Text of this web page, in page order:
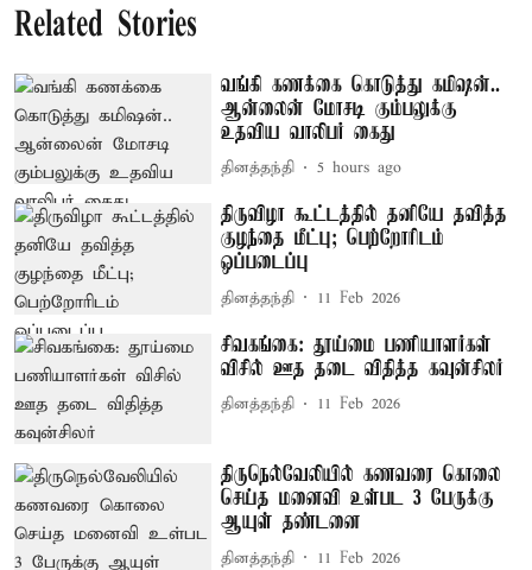
Related Stories
வங்கி கணக்கை கொடுத்து கமிஷன்..
ஆன்லைன் மோசடி கும்பலுக்கு
உதவிய வாலிபர் கைது
தினத்தந்தி 5 hours ago
திருவிழா கூட்டத்தில் தனியே தவித்த
குழந்தை மீட்பு; பெற்றோரிடம்
ஒப்படைப்பு
தினத்தந்தி 11 Feb 2026
சிவகங்கை: தூய்மை பணியாளர்கள்
விசில் ஊத தடை விதித்த கவுன்சிலர்
தினத்தந்தி 11 Feb 2026
திருநெல்வேலியில் கணவரை கொலை
செய்த மனைவி உள்பட 3 பேருக்கு
ஆயுள் தண்டனை
தினத்தந்தி 11 Feb 2026